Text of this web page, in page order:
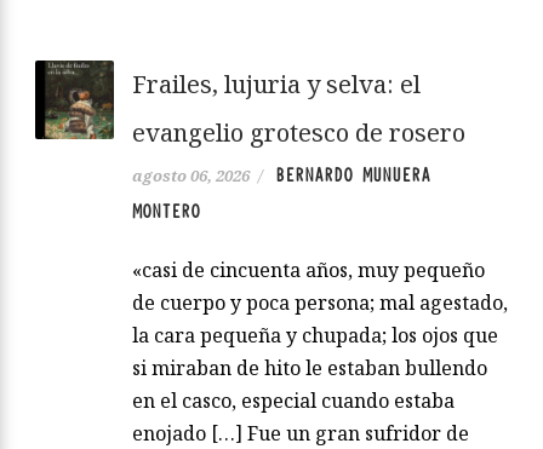
Frailes, lujuria y selva: el
evangelio grotesco de rosero
agosto 06, 2026 /
BERNARDO MUNUERA
MONTERO
«casi de cincuenta años, muy pequeño
de cuerpo y poca persona; mal agestado,
la cara pequeña y chupada; los ojos que
si miraban de hito le estaban bullendo
en el casco, especial cuando estaba
enojado […] Fue un gran sufridor de